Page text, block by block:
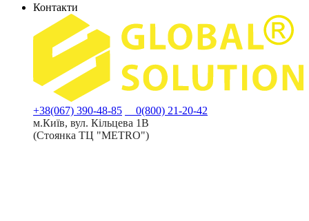
Контакти
+38(067) 390-48-85
0(800) 21-20-42
м.Київ, вул. Кільцева 1В
(Стоянка ТЦ "METRO")